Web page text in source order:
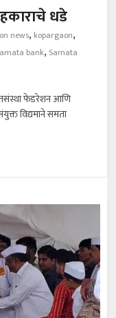
धडे
news, kopargaon,
bank, Samata
पतसंस्था फेडरेशन आणि
विद्यमाने समता